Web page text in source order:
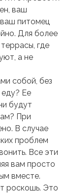
ваш
питомец
Для более
где
а не
собой, без
Ее
будут
При
В случае
проблем
Все эти
вам просто
вместе.
роскошь. Это